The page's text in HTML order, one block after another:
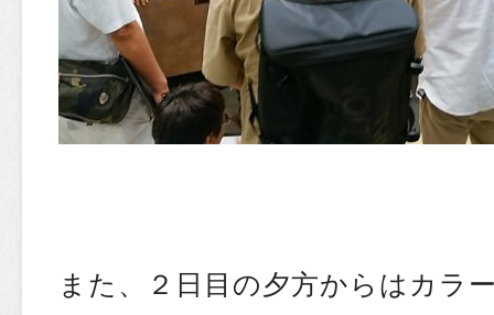
また、２日目の夕方からはカラ